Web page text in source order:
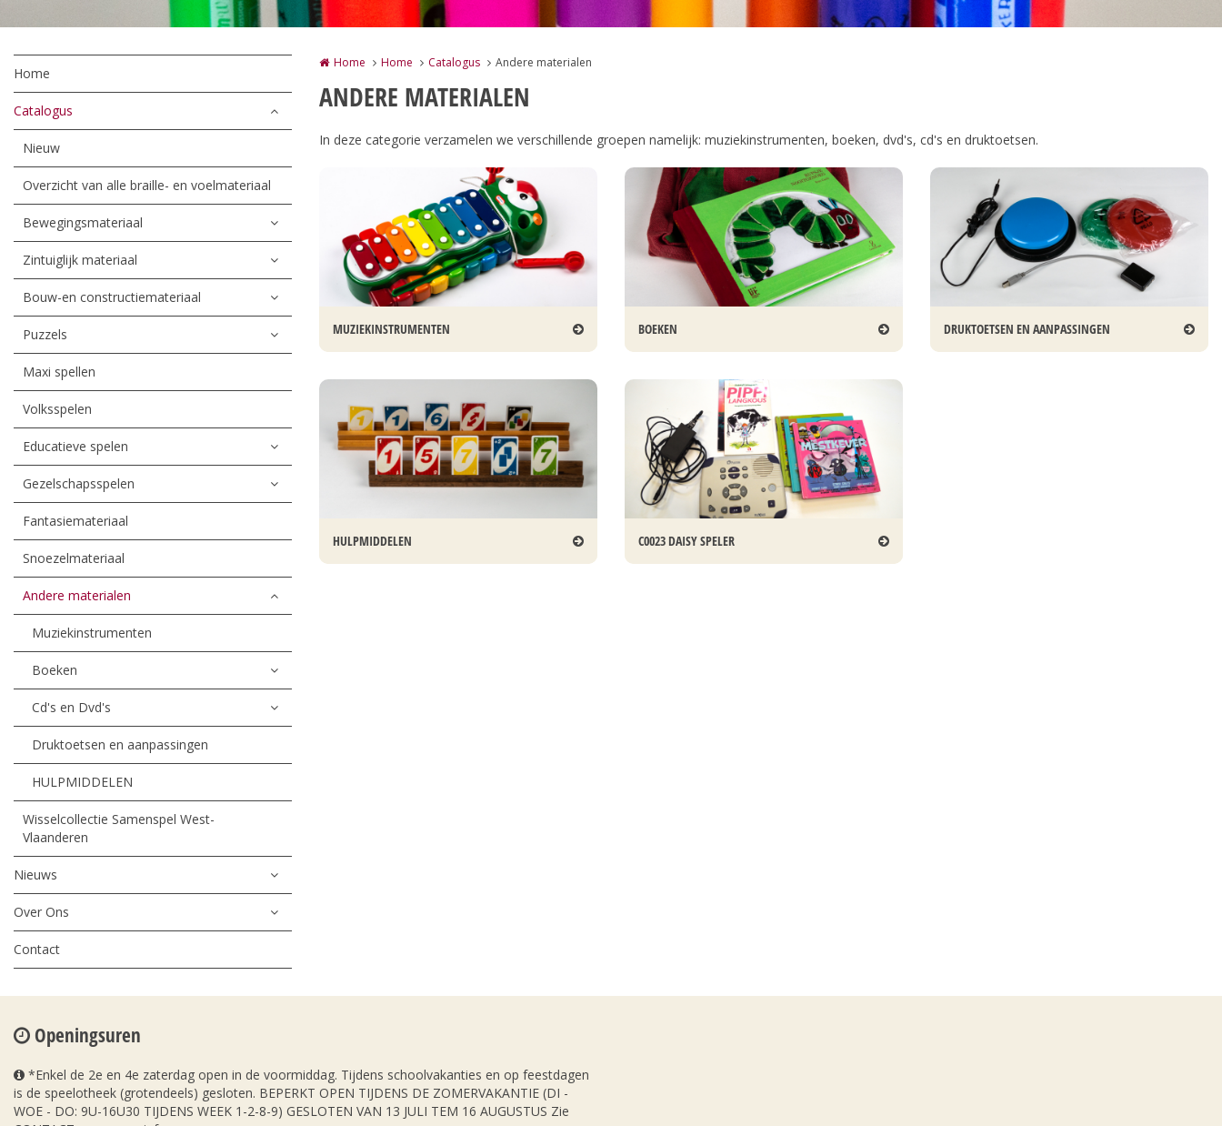
Home
Catalogus
Nieuw
Overzicht van alle braille- en voelmateriaal
Bewegingsmateriaal
Zintuiglijk materiaal
Bouw-en constructiemateriaal
Puzzels
Maxi spellen
Volksspelen
Educatieve spelen
Gezelschapsspelen
Fantasiemateriaal
Snoezelmateriaal
Andere materialen
Muziekinstrumenten
Boeken
Cd's en Dvd's
Druktoetsen en aanpassingen
HULPMIDDELEN
Wisselcollectie Samenspel West-
Vlaanderen
Nieuws
Over Ons
Contact
Home Home Catalogus Andere materialen
ANDERE MATERIALEN
In deze categorie verzamelen we verschillende groepen namelijk: muziekinstrumenten, boeken, dvd's, cd's en druktoetsen.
MUZIEKINSTRUMENTEN BOEKEN DRUKTOETSEN EN AANPASSINGEN
HULPMIDDELEN C0023 DAISY SPELER
Openingsuren
*Enkel de 2e en 4e zaterdag open in de voormiddag. Tijdens schoolvakanties en op feestdagen
is de speelotheek (grotendeels) gesloten. BEPERKT OPEN TIJDENS DE ZOMERVAKANTIE (DI -
WOE - DO: 9U-16U30 TIJDENS WEEK 1-2-8-9) GESLOTEN VAN 13 JULI TEM 16 AUGUSTUS Zie